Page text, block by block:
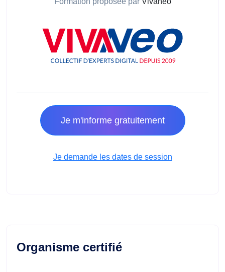
Je m'informe gratuitement
Je demande les dates de session
Organisme certifié